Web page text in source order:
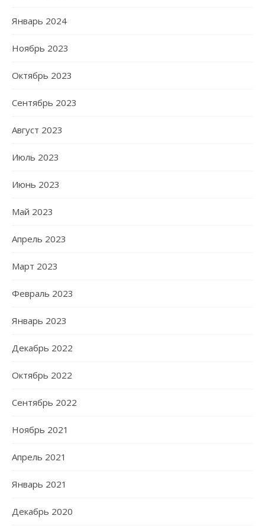
Январь 2024
Ноябрь 2023
Октябрь 2023
Сентябрь 2023
Август 2023
Июль 2023
Июнь 2023
Май 2023
Апрель 2023
Март 2023
Февраль 2023
Январь 2023
Декабрь 2022
Октябрь 2022
Сентябрь 2022
Ноябрь 2021
Апрель 2021
Январь 2021
Декабрь 2020